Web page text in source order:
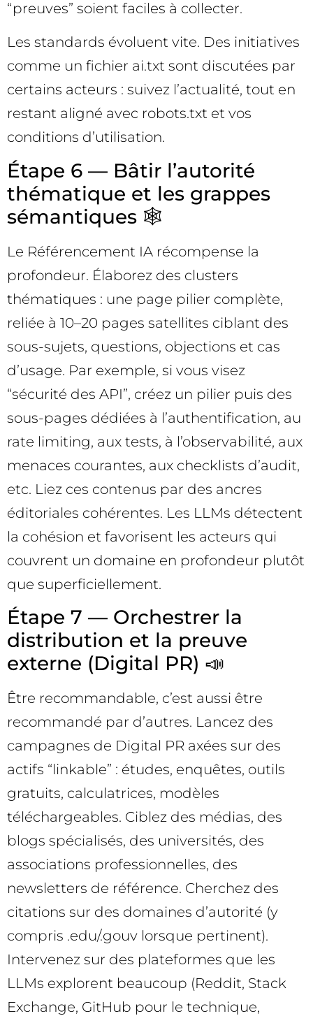
“preuves” soient faciles à collecter.
Les standards évoluent vite. Des initiatives
comme un fichier ai.txt sont discutées par
certains acteurs : suivez l’actualité, tout en
restant aligné avec robots.txt et vos
conditions d’utilisation.
Étape 6 — Bâtir l’autorité
thématique et les grappes
sémantiques 🕸️
Le Référencement IA récompense la
profondeur. Élaborez des clusters
thématiques : une page pilier complète,
reliée à 10–20 pages satellites ciblant des
sous-sujets, questions, objections et cas
d’usage. Par exemple, si vous visez
“sécurité des API”, créez un pilier puis des
sous-pages dédiées à l’authentification, au
rate limiting, aux tests, à l’observabilité, aux
menaces courantes, aux checklists d’audit,
etc. Liez ces contenus par des ancres
éditoriales cohérentes. Les LLMs détectent
la cohésion et favorisent les acteurs qui
couvrent un domaine en profondeur plutôt
que superficiellement.
Étape 7 — Orchestrer la
distribution et la preuve
externe (Digital PR) 📣
Être recommandable, c’est aussi être
recommandé par d’autres. Lancez des
campagnes de Digital PR axées sur des
actifs “linkable” : études, enquêtes, outils
gratuits, calculatrices, modèles
téléchargeables. Ciblez des médias, des
blogs spécialisés, des universités, des
associations professionnelles, des
newsletters de référence. Cherchez des
citations sur des domaines d’autorité (y
compris .edu/.gouv lorsque pertinent).
Intervenez sur des plateformes que les
LLMs explorent beaucoup (Reddit, Stack
Exchange, GitHub pour le technique,